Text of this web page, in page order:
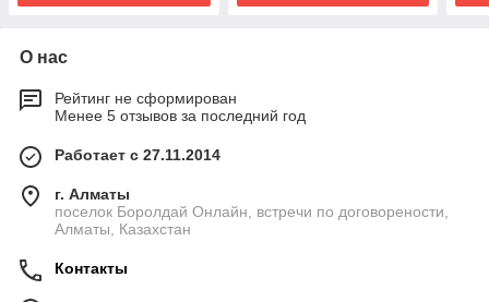
О нас
Рейтинг не сформирован
Менее 5 отзывов за последний год
Работает с 27.11.2014
г. Алматы
поселок Боролдай Онлайн, встречи по договорености,
Алматы, Казахстан
Контакты